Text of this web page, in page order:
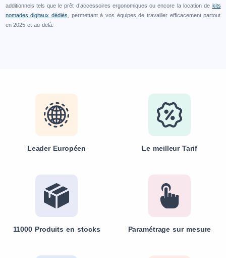
additionnels tels que le prêt d’accessoires ergonomiques ou encore la location de kits
nomades digitaux dédiés, permettant à vos équipes de travailler efficacement partout
en 2025 et au-delà.
Leader Européen Le meilleur Tarif
11000 Produits en stocks Paramétrage sur mesure